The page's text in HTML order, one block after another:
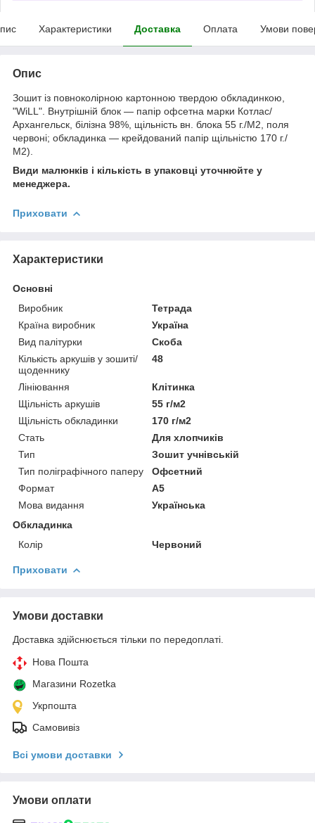
Характеристики Доставка Оплата Умови
Опис
Зошит із повноколірною картонною твердою обкладинкою,
"WiLL". Внутрішній блок — папір офсетна марки Котлас/
Архангельск, білізна 98%, щільність вн. блока 55 г./М2, поля
червоні; обкладинка — крейдований папір щільністю 170 г./
М2).
Види малюнків і кількість в упаковці уточнюйте у
менеджера.
Приховати
Характеристики
Основні
Виробник
Тетрада
Країна виробник
Україна
Вид палітурки
Скоба
Кількість аркушів у зошиті/
щоденнику
48
Лініювання
Клітинка
Щільність аркушів
55 г/м2
Щільність обкладинки
170 г/м2
Стать
Для хлопчиків
Тип
Зошит учнівській
Тип поліграфічного паперу
Офсетний
Формат
A5
Мова видання
Українська
Обкладинка
Колір
Червоний
Приховати
Умови доставки
Доставка здійснюється тільки по передоплаті.
Нова Пошта
Магазини Rozetka
Укрпошта
Самовивіз
Всі умови доставки
Умови оплати